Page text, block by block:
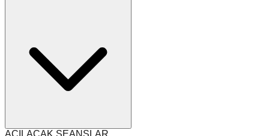
AÇILACAK SEANSLAR